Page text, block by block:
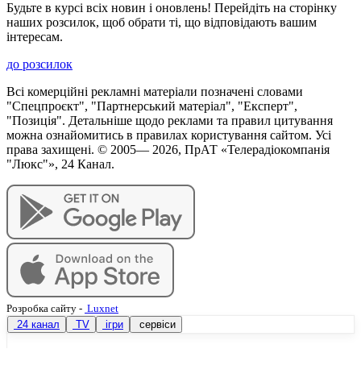
Будьте в курсі всіх новин і оновлень! Перейдіть на сторінку
наших розсилок, щоб обрати ті, що відповідають вашим
інтересам.
до розсилок
Всі комерційні рекламні матеріали позначені словами
"Спецпроєкт", "Партнерський матеріал", "Експерт",
"Позиція". Детальніше щодо реклами та правил цитування
можна ознайомитись в правилах користування сайтом. Усі
права захищені. © 2005— 2026, ПрАТ «Телерадіокомпанія
"Люкс"», 24 Канал.
Розробка сайту - Luxnet
24 канал
TV ігри сервіси